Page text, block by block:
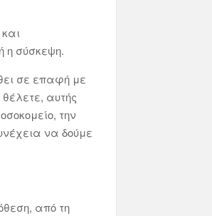
η σύσκεψη.
σε επαφή με
αυτής
την
να δούμε
από τη